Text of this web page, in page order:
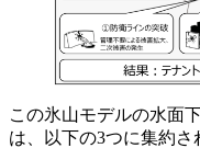
この氷山モデルの水面
は、以下の3つに集約さ